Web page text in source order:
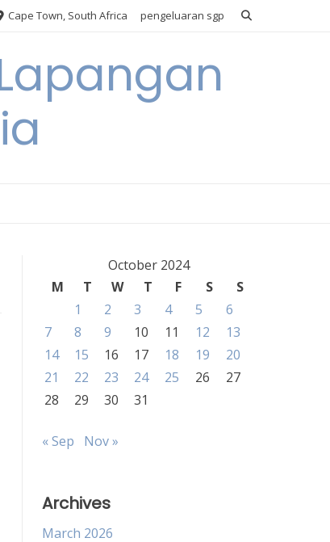
Cape Town, South Africa pengeluaran sgp
October 2024
M
T W T F S
S
1
2 3 4 5
6
7
8 9 10 11 12
13
14
15 16 17 18 19
20
21
22 23 24 25 26
27
28
29 30 31
« Sep Nov »
Archives
March 2026